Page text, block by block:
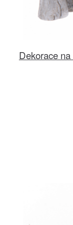
Dekorace